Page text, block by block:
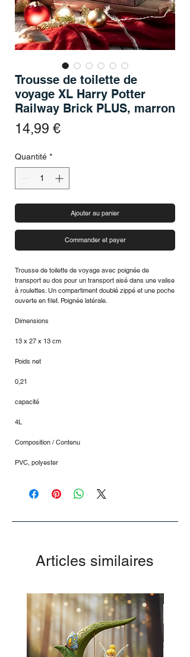
Trousse de toilette de
voyage XL Harry Potter
Railway Brick PLUS, marron
14,99 €Prix
Quantité *
Ajouter au panier
Commander et payer
Trousse de toilette de voyage avec poignée de
transport au dos pour un transport aisé dans une valise
à roulettes. Un compartiment doublé zippé et une poche
ouverte en filet. Poignée latérale.
Dimensions
13 x 27 x 13 cm
Poids net
0,21
capacité
4L
Composition / Contenu
PVC, polyester
Articles similaires